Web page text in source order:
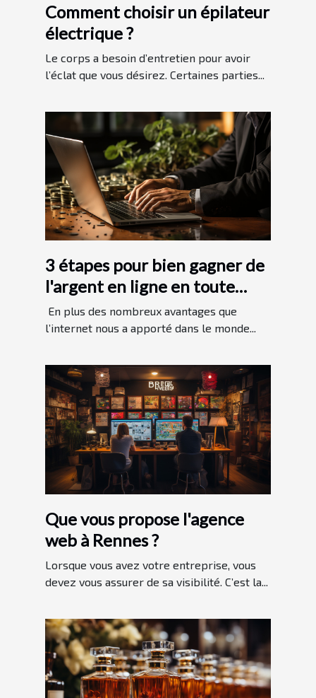
Comment choisir un épilateur
électrique ?
Le corps a besoin d’entretien pour avoir
l’éclat que vous désirez. Certaines parties...
3 étapes pour bien gagner de
l'argent en ligne en toute
légitimité
En plus des nombreux avantages que
l’internet nous a apporté dans le monde...
Que vous propose l'agence
web à Rennes ?
Lorsque vous avez votre entreprise, vous
devez vous assurer de sa visibilité. C’est la...